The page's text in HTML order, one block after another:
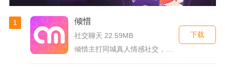
1 倾惜
社交聊天 22.59MB
倾惜主打同城真人情感社交，面向有交友、脱单需求的年轻用户，依...
下载